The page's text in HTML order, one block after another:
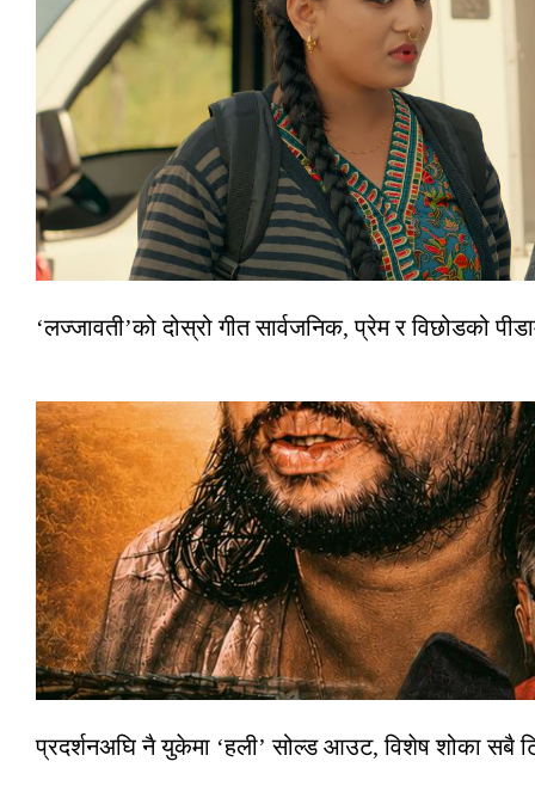
‘लज्जावती’को दोस्रो गीत सार्वजनिक, प्रेम र विछोडको
प्रदर्शनअघि नै युकेमा ‘हली’ सोल्ड आउट, विशेष शोका सबै